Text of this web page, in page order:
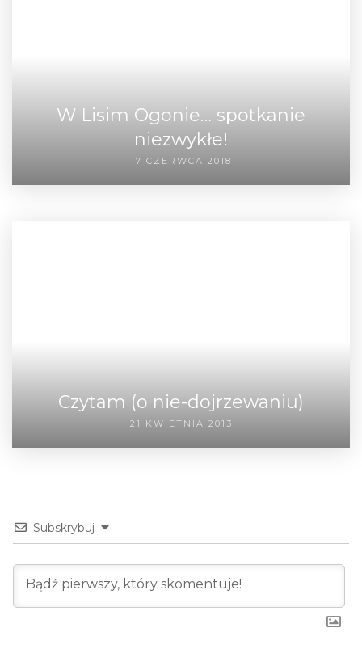
W Lisim Ogonie… spotkanie
niezwykłe!
17 CZERWCA 2018
Czytam (o nie-dojrzewaniu)
21 KWIETNIA 2013
Subskrybuj